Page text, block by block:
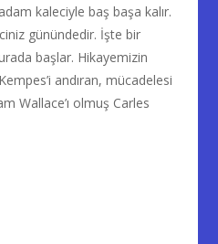
kaleciyle baş başa kalır.
günündedir. İşte bir
başlar. Hikayemizin
andıran, mücadelesi
Wallace’ı olmuş Carles